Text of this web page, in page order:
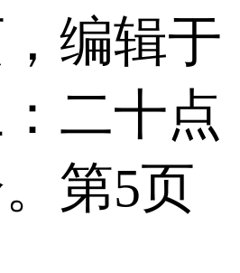
编辑于
二十点
第5页